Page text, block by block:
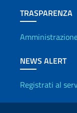
TRASPARENZA
NEWS ALERT
Registrati al